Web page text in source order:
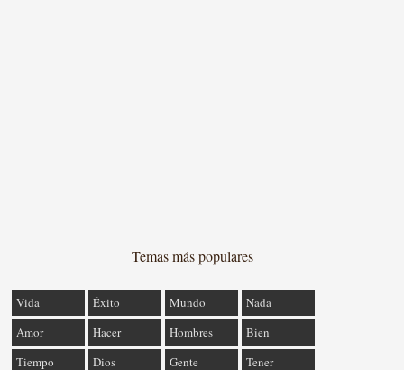
Temas más populares
Vida Éxito Mundo
Nada
Amor
Hacer Hombres
Bien
Tiempo
Dios Gente Tener